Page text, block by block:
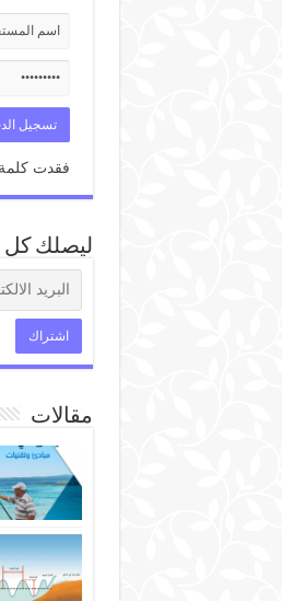
فقدت
ليصلك كل
مقالات